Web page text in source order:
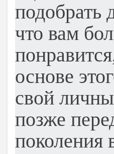
подобрать
что вам
основе
свой
позже
поколения